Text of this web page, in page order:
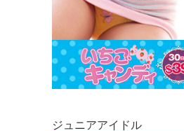
ジュニアアイドル